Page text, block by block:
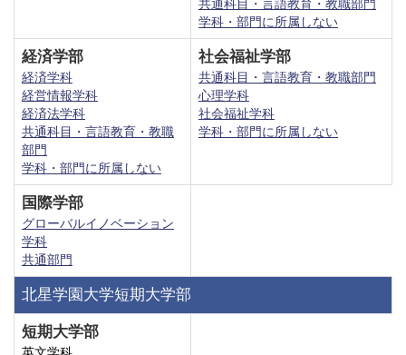
共通科目・言語教育・教職部門
学科・部門に所属しない
経済学部
経済学科
経営情報学科
経済法学科
共通科目・言語教育・教職
部門
学科・部門に所属しない
社会福祉学部
共通科目・言語教育・教職部門
心理学科
社会福祉学科
学科・部門に所属しない
国際学部
グローバルイノベーション
学科
共通部門
北星学園大学短期大学部
短期大学部